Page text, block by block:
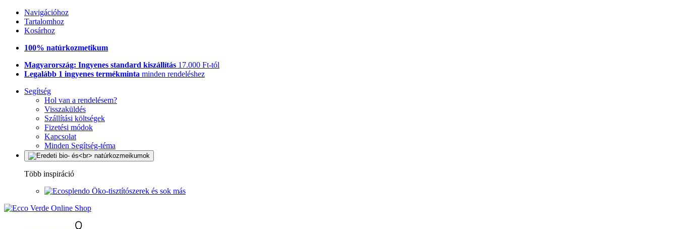
Navigációhoz
Tartalomhoz
Kosárhoz
100% natúrkozmetikum
Magyarország: Ingyenes standard kiszállítás 17.000 Ft-tól
Legalább 1 ingyenes termékminta minden rendeléshez
Segítség
Hol van a rendelésem?
Visszaküldés
Szállítási költségek
Fizetési módok
Kapcsolat
Minden Segítség-téma
Több inspiráció
Öko-tisztítószerek és sok más